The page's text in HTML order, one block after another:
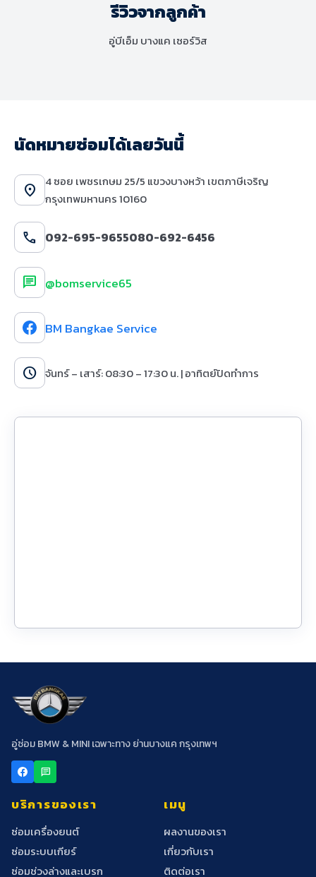
ช่วงล่างมีเสียงดังและเสื่อมสภาพ
รีวิวจากลูกค้า
อู่บีเอ็ม บางแค เซอร์วิส
นัดหมายซ่อมได้เลยวันนี้
location_on
4 ซอย เพชรเกษม 25/5 แขวงบางหว้า เขตภาษีเจริญ
กรุงเทพมหานคร 10160
call 092-695-9655080-692-6456
chat @bomservice65
BM Bangkae Service
schedule จันทร์ – เสาร์: 08:30 – 17:30 น. | อาทิตย์ปิดทำการ
อู่ซ่อม BMW & MINI เฉพาะทาง ย่านบางแค กรุงเทพฯ
chat
บริการของเรา
ซ่อมเครื่องยนต์
ซ่อมระบบเกียร์
ซ่อมช่วงล่างและเบรก
เมนู
ผลงานของเรา
เกี่ยวกับเรา
ติดต่อเรา